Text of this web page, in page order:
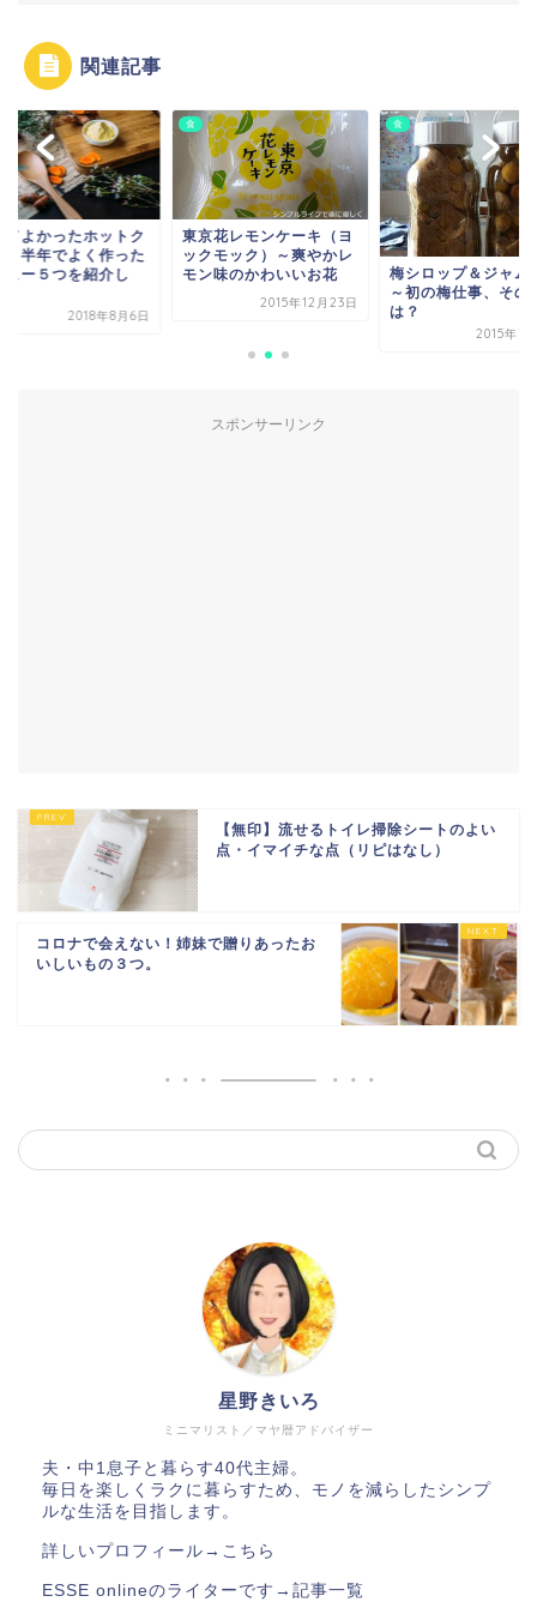
関連記事
てよかったホットク
！半年でよく作った
ュー５つを紹介し
2018年8月6日
食
東京花レモンケーキ（ヨ
ックモック）～爽やかレ
モン味のかわいいお花
2015年12月23日
食
梅シロップ＆ジャム
～初の梅仕事、その
は？
2015年7
スポンサーリンク
【無印】流せるトイレ掃除シートのよい
点・イマイチな点（リピはなし）
コロナで会えない！姉妹で贈りあったお
いしいもの３つ。
ミニマリスト／マヤ暦アドバイザー
星野きいろ
夫・中1息子と暮らす40代主婦。
毎日を楽しくラクに暮らすため、モノを減らしたシンプ
ルな生活を目指します。
詳しいプロフィール→ こちら
ESSE onlineのライターです→ 記事一覧